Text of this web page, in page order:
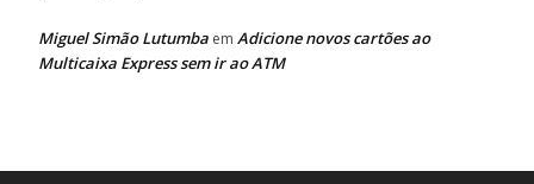
Miguel Simão Lutumba em Adicione novos cartões ao
Multicaixa Express sem ir ao ATM